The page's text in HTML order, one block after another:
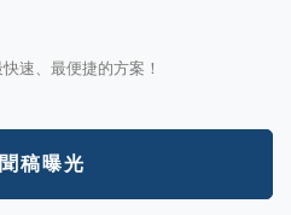
速、最便捷的方案！
稿曝光